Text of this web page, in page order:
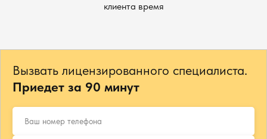
клиента время
Вызвать лицензированного специалиста.
Приедет за 90 минут